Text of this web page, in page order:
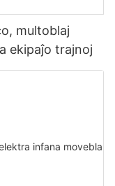
multoblaj
ekipaĵo trajnoj